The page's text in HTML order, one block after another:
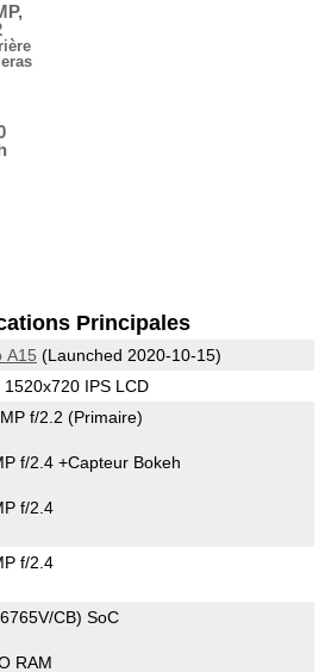
Principales
A15 (Launched 2020-10-15)
1520x720 IPS LCD
f/2.2 (Primaire)
f/2.4 +Capteur Bokeh
f/2.4
f/2.4
CB) SoC
RAM